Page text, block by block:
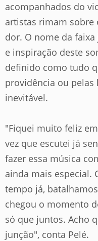
acompanhados do
artistas rimam sobre
dor. O nome da
e inspiração deste
definido como tudo
providência ou pelas
inevitável.
"Fiquei muito feliz
vez que escutei já
fazer essa música
ainda mais especial.
tempo já,
chegou o momento
só que juntos. Acho
junção", conta Pelé.